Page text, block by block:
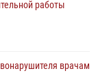
работы
врачам